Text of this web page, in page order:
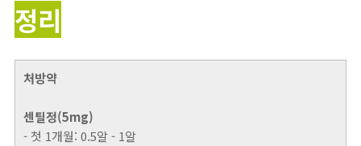
정리
처방약
센틸정(5mg)
- 첫 1개월: 0.5알 - 1알